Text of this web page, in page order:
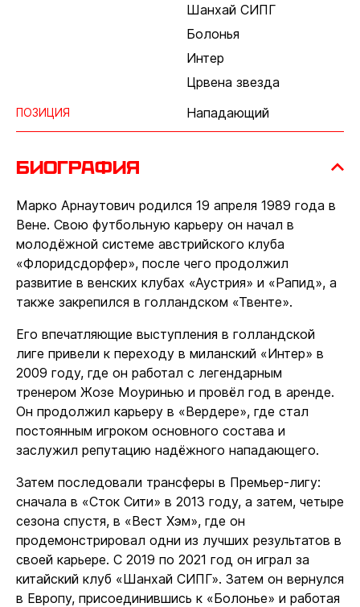
Шанхай СИПГ
Болонья
Интер
Црвена звезда
ПОЗИЦИЯ Нападающий
Биография
Марко Арнаутович родился 19 апреля 1989 года в
Вене. Свою футбольную карьеру он начал в
молодёжной системе австрийского клуба
«Флоридсдорфер», после чего продолжил
развитие в венских клубах «Аустрия» и «Рапид», а
также закрепился в голландском «Твенте».
Его впечатляющие выступления в голландской
лиге привели к переходу в миланский «Интер» в
2009 году, где он работал с легендарным
тренером Жозе Моуринью и провёл год в аренде.
Он продолжил карьеру в «Вердере», где стал
постоянным игроком основного состава и
заслужил репутацию надёжного нападающего.
Затем последовали трансферы в Премьер-лигу:
сначала в «Сток Сити» в 2013 году, а затем, четыре
сезона спустя, в «Вест Хэм», где он
продемонстрировал одни из лучших результатов в
своей карьере. С 2019 по 2021 год он играл за
китайский клуб «Шанхай СИПГ». Затем он вернулся
в Европу, присоединившись к «Болонье» и работая